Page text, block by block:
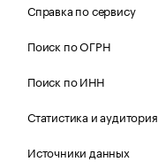
Справка по сервису
Поиск по ОГРН
Поиск по ИНН
Статистика и аудитория
Источники данных